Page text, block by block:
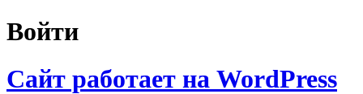
Войти
Сайт работает на WordPress